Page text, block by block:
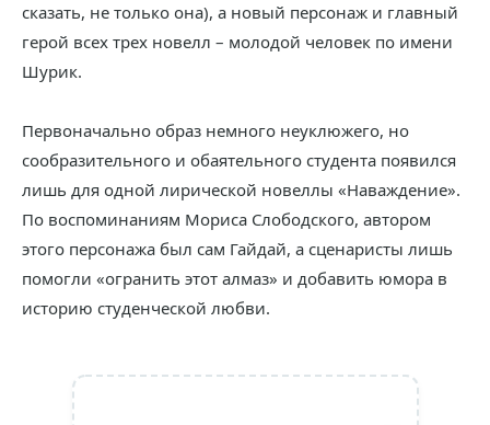
сказать, не только она), а новый персонаж и главный
герой всех трех новелл – молодой человек по имени
Шурик.
Первоначально образ немного неуклюжего, но
сообразительного и обаятельного студента появился
лишь для одной лирической новеллы «Наваждение».
По воспоминаниям Мориса Слободского, автором
этого персонажа был сам Гайдай, а сценаристы лишь
помогли «огранить этот алмаз» и добавить юмора в
историю студенческой любви.